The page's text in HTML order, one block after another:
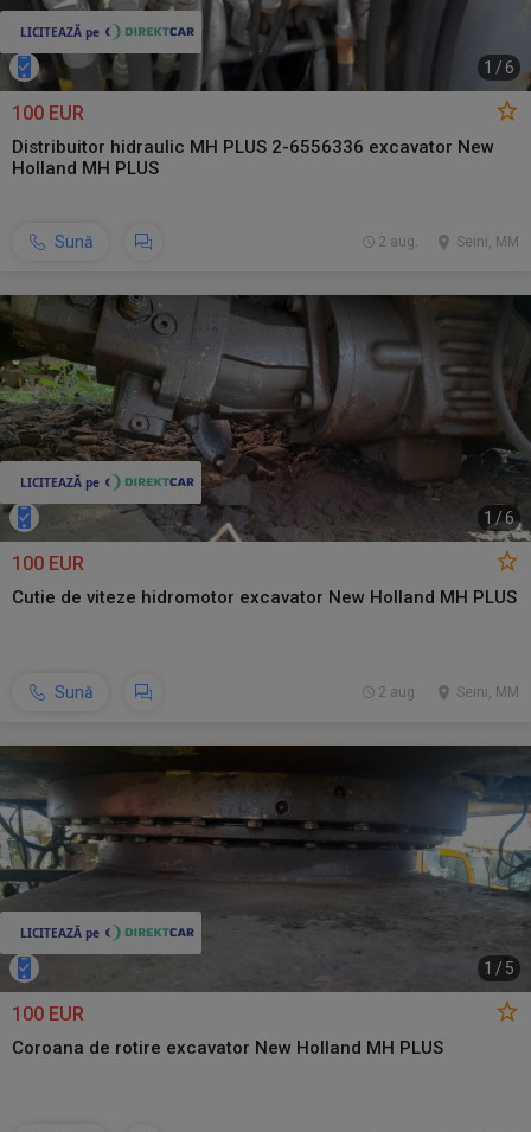
1 / 6
100 EUR
Distribuitor hidraulic MH PLUS 2-6556336 excavator New
Holland MH PLUS
Sună Seini, MM
2 aug.
1 /6
100 EUR
Cutie de viteze hidromotor excavator New Holland MH PLUS
Sună Seini, MM
2 aug.
1 / 5
100 EUR
Coroana de rotire excavator New Holland MH PLUS